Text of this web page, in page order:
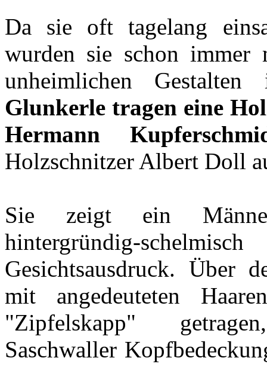
Da sie oft tagelang
wurden sie schon immer
unheimlichen
Glunkerle tragen eine
Hermann
Holzschnitzer Albert Doll
Sie zeigt ein
hintergründig-
Gesichtsausdruck. Über
mit angedeuteten
"Zipfelskapp"
Saschwaller